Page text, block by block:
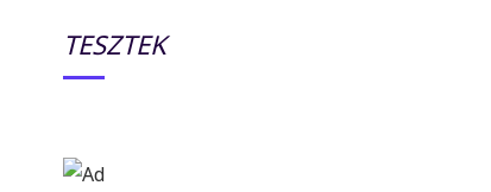
TESZTEK